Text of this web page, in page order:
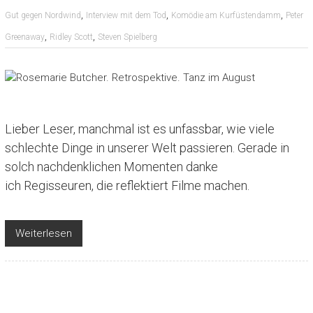
Gut gegen Nordwind , Interview mit dem Tod , Komödie am Kurfüstendamm, Peter
Greenaway, Ridley Scott, Steven Spielberg
Lieber Leser, manchmal ist es unfassbar, wie viele
schlechte Dinge in unserer Welt passieren. Gerade in
solch nachdenklichen Momenten danke
ich Regisseuren, die reflektiert Filme machen.
Weiterlesen